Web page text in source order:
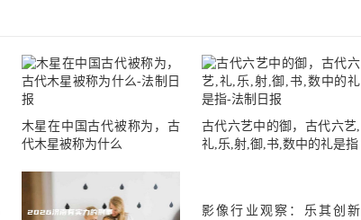
木星在中国古代被称为，古
代木星被称为什么
古代六艺中的御，古代六艺,
礼,乐,射,御,书,数中的礼是指
影像行业观察：乐其创新